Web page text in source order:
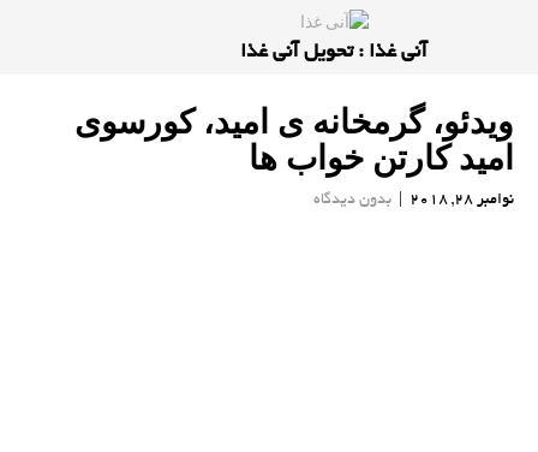
آنی غذا : تحویل آنی غذا
ویدئو، گرمخانه ی امید، كورسوی
امید كارتن خواب ها
نوامبر 28, 2018 | بدون دیدگاه